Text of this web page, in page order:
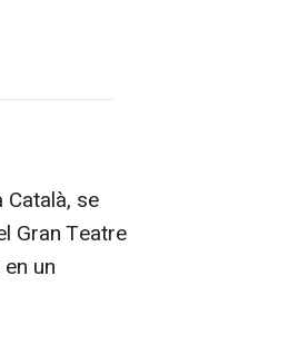
se
Gran Teatre
un